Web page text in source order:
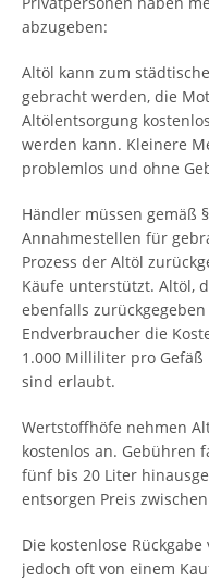
abzugeben:
Altöl kann zum
gebracht werden, die
Altölentsorgung
werden kann. Kleinere
problemlos und ohne
Händler müssen gemäß
Annahmestellen für
Prozess der Altöl
Käufe unterstützt. Altöl,
ebenfalls
Endverbraucher die
1.000 Milliliter pro
sind erlaubt.
Wertstoffhöfe nehmen
kostenlos an. Gebühren
fünf bis 20 Liter
entsorgen Preis
Die kostenlose
jedoch oft von einem